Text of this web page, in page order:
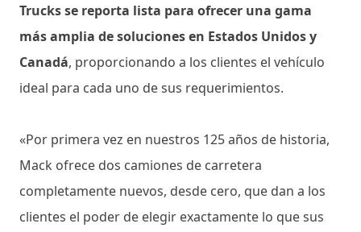
Trucks se reporta lista para ofrecer una gama
más amplia de soluciones en Estados Unidos y
Canadá, proporcionando a los clientes el vehículo
ideal para cada uno de sus requerimientos.
«Por primera vez en nuestros 125 años de historia,
Mack ofrece dos camiones de carretera
completamente nuevos, desde cero, que dan a los
clientes el poder de elegir exactamente lo que sus